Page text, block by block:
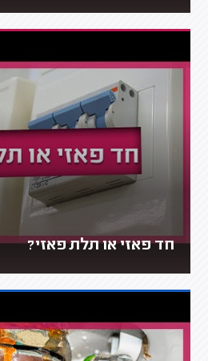
חד פאזי או תלת פאזי?